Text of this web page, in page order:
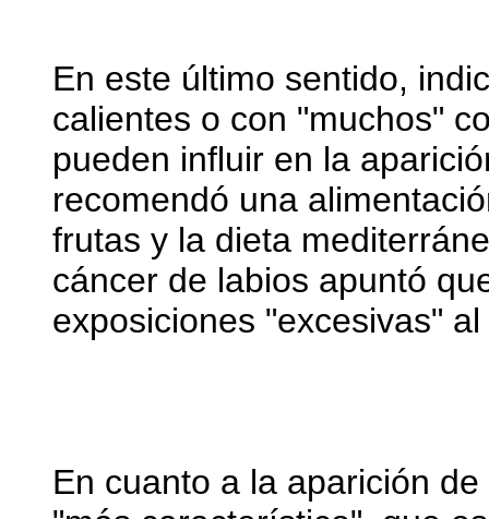
En este último sentido,
calientes o con "muchos"
pueden influir en la
recomendó una
frutas y la dieta
cáncer de labios apuntó
exposiciones "excesivas" al
En cuanto a la aparición